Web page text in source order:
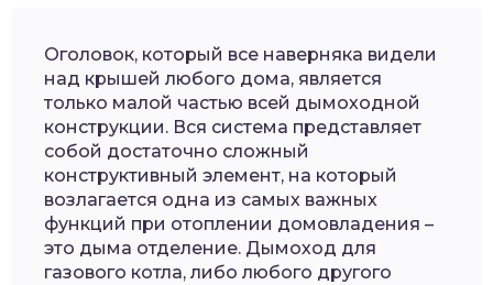
Оголовок, который все наверняка видели
над крышей любого дома, является
только малой частью всей дымоходной
конструкции. Вся система представляет
собой достаточно сложный
конструктивный элемент, на который
возлагается одна из самых важных
функций при отоплении домовладения –
это дыма отделение. Дымоход для
газового котла, либо любого другого